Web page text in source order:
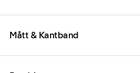
Mått & Kantband